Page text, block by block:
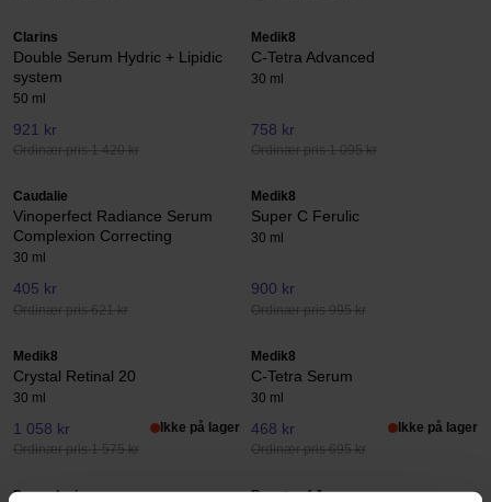
Clarins
Double Serum Hydric + Lipidic
system
50 ml
921 kr
Ordinær pris 1 420 kr
Medik8
C-Tetra Advanced
30 ml
758 kr
Ordinær pris 1 095 kr
Caudalie
Vinoperfect Radiance Serum
Complexion Correcting
30 ml
405 kr
Ordinær pris 621 kr
Medik8
Super C Ferulic
30 ml
900 kr
Ordinær pris 995 kr
Medik8
Crystal Retinal 20
30 ml
1 058 kr
Ordinær pris 1 575 kr
Ikke på lager
Medik8
C-Tetra Serum
30 ml
468 kr
Ordinær pris 695 kr
Ikke på lager
Dermalogica Beauty of Joseon